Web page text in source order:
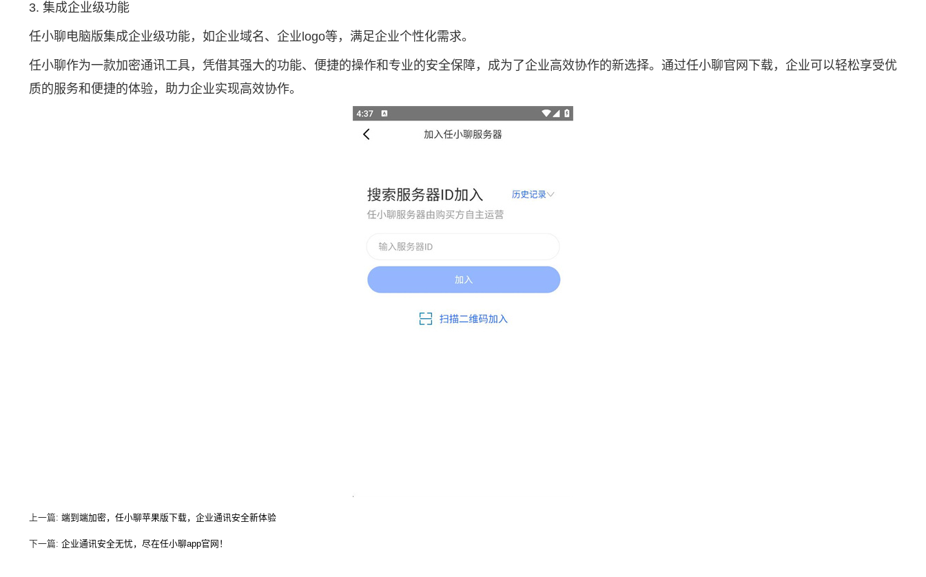
3. 集成企业级功能
任小聊电脑版集成企业级功能，如企业域名、企业logo等，满足企业个性化需求。
任小聊作为一款加密通讯工具，凭借其强大的功能、便捷的操作和专业的安全保障，成为了企业高效协作的新选择。通过任小聊官网下载，企业可以轻松享受优
质的服务和便捷的体验，助力企业实现高效协作。
上一篇: 端到端加密，任小聊苹果版下载，企业通讯安全新体验
下一篇: 企业通讯安全无忧，尽在任小聊app官网！